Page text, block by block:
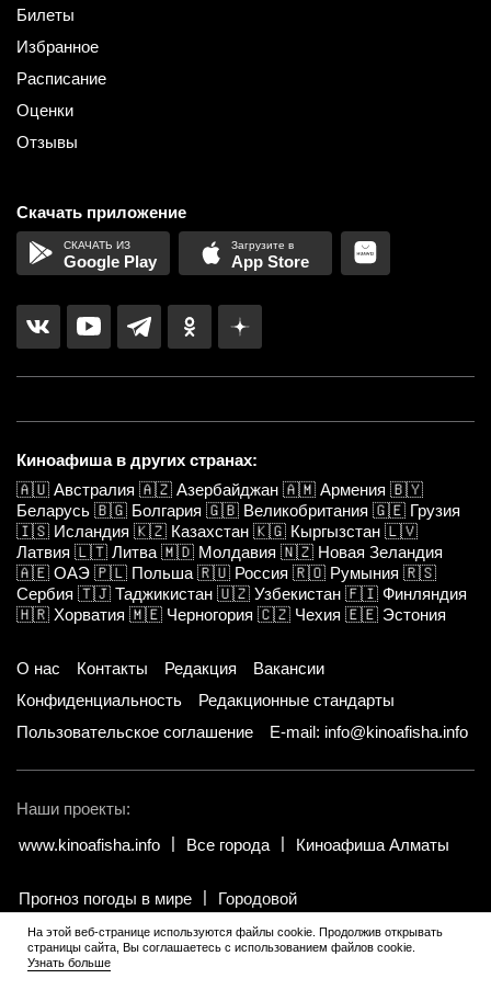
Билеты
Избранное
Расписание
Оценки
Отзывы
Скачать приложение
Google Play App Store
Киноафиша в других странах:
🇦🇺 Австралия 🇦🇿 Азербайджан 🇦🇲 Армения 🇧🇾
Беларусь 🇧🇬 Болгария 🇬🇧 Великобритания 🇬🇪 Грузия
🇮🇸 Исландия 🇰🇿 Казахстан 🇰🇬 Кыргызстан 🇱🇻
Латвия 🇱🇹 Литва 🇲🇩 Молдавия 🇳🇿 Новая Зеландия
🇦🇪 ОАЭ 🇵🇱 Польша 🇷🇺 Россия 🇷🇴 Румыния 🇷🇸
Сербия 🇹🇯 Таджикистан 🇺🇿 Узбекистан 🇫🇮 Финляндия
🇭🇷 Хорватия 🇲🇪 Черногория 🇨🇿 Чехия 🇪🇪 Эстония
О нас Контакты Редакция
Вакансии
Конфиденциальность
Редакционные стандарты
Пользовательское соглашение
E-mail: info@kinoafisha.info
Наши проекты:
www.kinoafisha.info
Все города Киноафиша Алматы
Прогноз погоды в мире Городовой
© 2002-2026 Все права и материалы принадлежат «Киноафиша».
Копирование информации только с письменного разрешения
На этой веб-странице используются файлы cookie. Продолжив открывать
страницы сайта, Вы соглашаетесь с использованием файлов cookie.
Узнать больше